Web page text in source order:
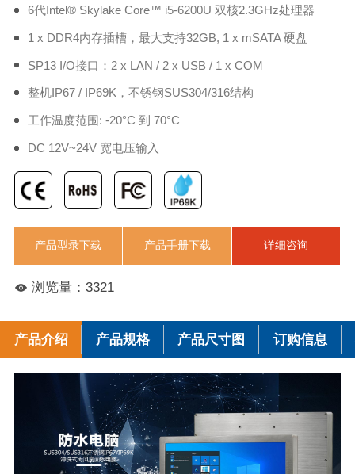
6代Intel® Skylake Core™ i5-6200U 双核2.3GHz处理器
1 x DDR4内存插槽，最大支持32GB, 1 x mSATA 硬盘
SP13 I/O接口：2 x LAN / 2 x USB / 1 x COM
整机IP67 / IP69K，不锈钢SUS304/316结构
工作温度范围: -20°C 到 70°C
DC 12V~24V 宽电压输入
产品型录下载 产品手册下载 详细咨询
浏览量：3321
产品介绍 产品规格 产品尺寸图 订购信息